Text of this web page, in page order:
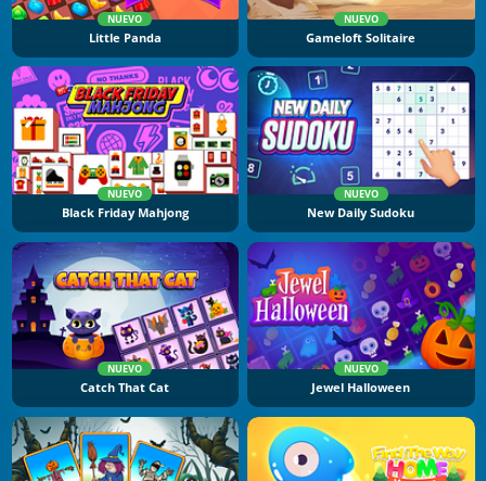
NUEVO
Little Panda
NUEVO
Gameloft Solitaire
NUEVO
Black Friday Mahjong
NUEVO
New Daily Sudoku
NUEVO
Catch That Cat
NUEVO
Jewel Halloween